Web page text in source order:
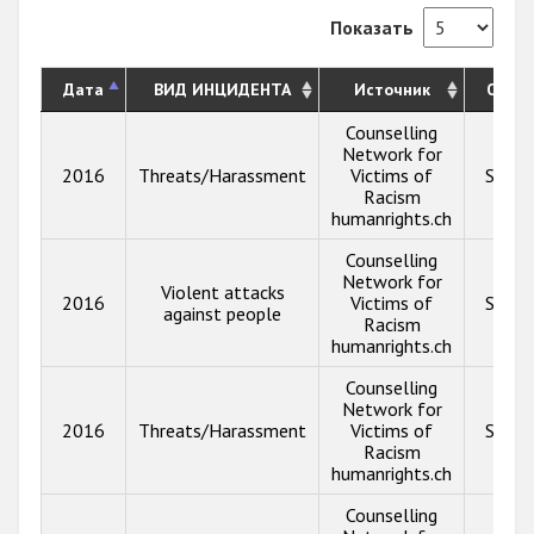
Показать
Дата ВИД ИНЦИДЕНТА Источник
2016 Threats/Harassment
Counselling
Network for
Victims of
Racism
humanrights.ch
2016
Violent attacks
against people
Counselling
Network for
Victims of
Racism
humanrights.ch
2016 Threats/Harassment
Counselling
Network for
Victims of
Racism
humanrights.ch
Counselling